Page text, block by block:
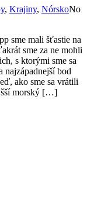
, Krajiny, NórskoNo
sme mali šťastie na
sme za ne mohli
s ktorými sme sa
najzápadnejší bod
ako sme sa vrátili
morský […]